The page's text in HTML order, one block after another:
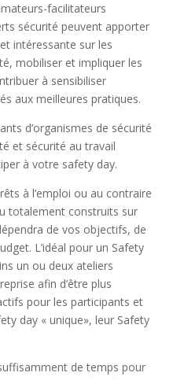
facilitateurs
sécurité peuvent apporter
intéressante sur les
mobiliser et impliquer les
à sensibiliser
aux meilleures pratiques.
d’organismes de sécurité
et sécurité au travail
à votre safety day.
à l’emploi ou au contraire
totalement construits sur
de vos objectifs, de
L’idéal pour un Safety
un ou deux ateliers
afin d’être plus
pour les participants et
day « unique», leur Safety
de temps pour